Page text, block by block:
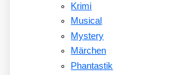
Krimi
Musical
Mystery
Märchen
Phantastik